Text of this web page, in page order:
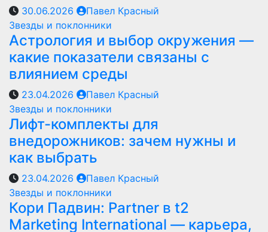
30.06.2026
Павел Красный
Звезды и поклонники
Астрология и выбор окружения —
какие показатели связаны с
влиянием среды
23.04.2026
Павел Красный
Звезды и поклонники
Лифт-комплекты для
внедорожников: зачем нужны и
как выбрать
23.04.2026
Павел Красный
Звезды и поклонники
Кори Падвин: Partner в t2
Marketing International — карьера,